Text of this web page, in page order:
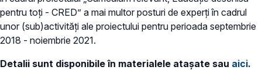
pentru toți - CRED” a mai multor posturi de experți în cadrul
unor (sub)activități ale proiectului pentru perioada septembrie
2018 - noiembrie 2021.
Detalii sunt disponibile în materialele atașate sau aici.